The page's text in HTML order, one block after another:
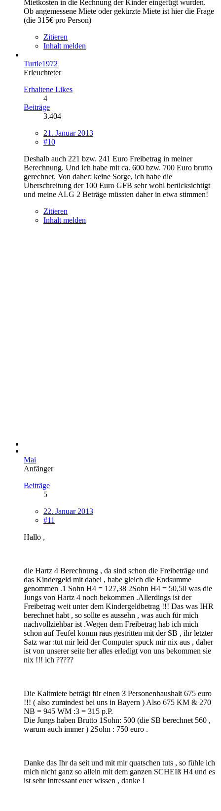
Mietkosten in die Rechnung der Kinder eingefügt wurden.
Ob angemessene Miete oder gekürzte Miete ist hier die Frage
(die 315€ pro Person)
Zitieren
Inhalt melden
Turtle1972
Erleuchteter
Erhaltene Likes
4
Beiträge
3.404
21. Januar 2013
#10
Deshalb auch 221 bzw. 241 Euro Freibetrag in meiner
Berechnung. Und ich habe mit ca. 600 bzw. 700 Euro brutto
gerechnet. Von daher: keine Sorge, ich habe die
Überschreitung der 100 Euro GFB sehr wohl berücksichtigt
und meine ALG 2 Beträge müssten daher in etwa stimmen!
Zitieren
Inhalt melden
Mai
Anfänger
Beiträge
5
22. Januar 2013
#11
Hallo ,
die Hartz 4 Berechnung , da sind schon die Freibeträge und
das Kindergeld mit dabei , habe gleich die Endsumme
genommen .1 Sohn H4 = 127,38 2Sohn H4 = 50,50 was die
Jungs von Hartz 4 noch bekommen .Allerdings ist der
Freibetrag weit unter dem Kindergeldbetrag !!! Das was IHR
berechnet habt , so sollte es aussehn , was auch für mich
nachvollziehbar ist .Wegen dem Freibetrag hab ich mich
schon auf Teufel komm raus gestritten mit der SB , ihr letzter
Satz war :tut mir leid der Computer spuck mir nix aus , daher
ist von unserer seite her alles erledigt von uns bekommen sie
nix !!! ich ?????
Die Kaltmiete beträgt für einen 3 Personenhaushalt 675 euro
!!! ( also zumindest bei uns in Bayern ) Also 675 KM & 270
NB = 945 WM :3 = 315 p.P.
Die Jungs haben Brutto 1Sohn: 500 (die SB berechnet 560 ,
warum auch immer ) 2Sohn : 750 euro .
Danke das Ihr da seit und mit mir quatschen tuts , so fühle ich
mich nicht ganz so allein mit dem ganzen SCHEIß H4 und es
ist sehr Intressant euer wissen , danke !